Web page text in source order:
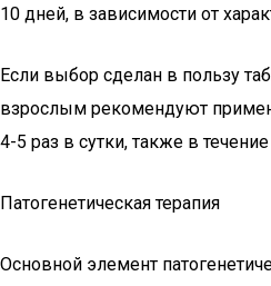
10 дней, в зависимости от
Если выбор сделан в пользу
взрослым рекомендуют
4-5 раз в сутки, также в
Патогенетическая терапия
Основной элемент